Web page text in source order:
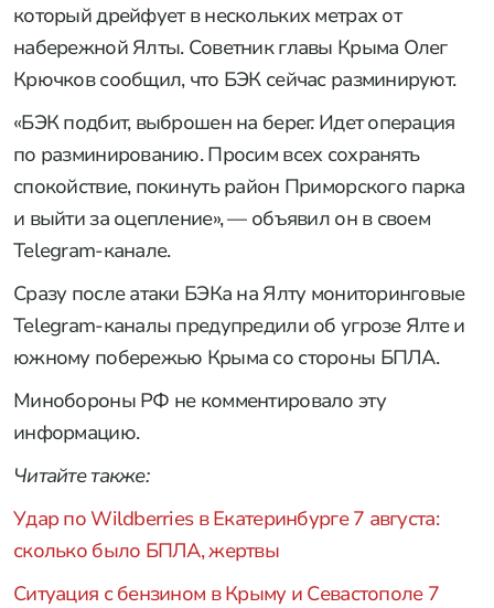
который дрейфует в нескольких метрах от
набережной Ялты. Советник главы Крыма Олег
Крючков сообщил, что БЭК сейчас разминируют.
«БЭК подбит, выброшен на берег. Идет операция
по разминированию. Просим всех сохранять
спокойствие, покинуть район Приморского парка
и выйти за оцепление», — объявил он в своем
Telegram-канале.
Сразу после атаки БЭКа на Ялту мониторинговые
Telegram-каналы предупредили об угрозе Ялте и
южному побережью Крыма со стороны БПЛА.
Минобороны РФ не комментировало эту
информацию.
Читайте также:
Удар по Wildberries в Екатеринбурге 7 августа:
сколько было БПЛА, жертвы
Ситуация с бензином в Крыму и Севастополе 7